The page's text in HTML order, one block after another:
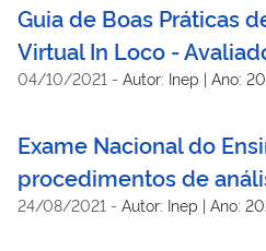
Guia de Boas Práticas
Virtual In Loco -
04/10/2021 - Autor: Inep | Ano:
Exame Nacional do
procedimentos de
24/08/2021 - Autor: Inep | Ano: